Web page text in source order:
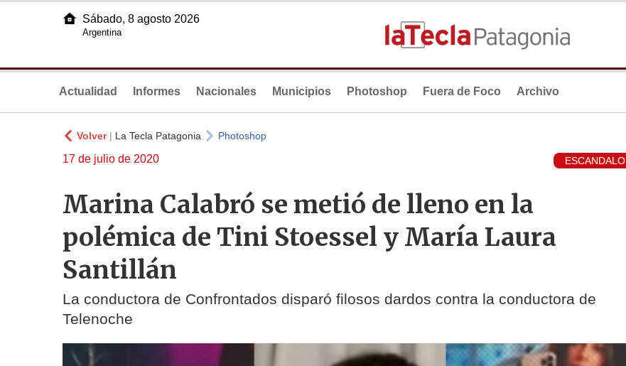
Sábado, 8 agosto 2026
Argentina
Actualidad Informes Nacionales Municipios Photoshop Fuera de Foco Archivo
Volver| La Tecla Patagonia Photoshop
17 de julio de 2020 ESCANDALO
Marina Calabró se metió de lleno en la
polémica de Tini Stoessel y María Laura
Santillán
La conductora de Confrontados disparó filosos dardos contra la conductora de
Telenoche